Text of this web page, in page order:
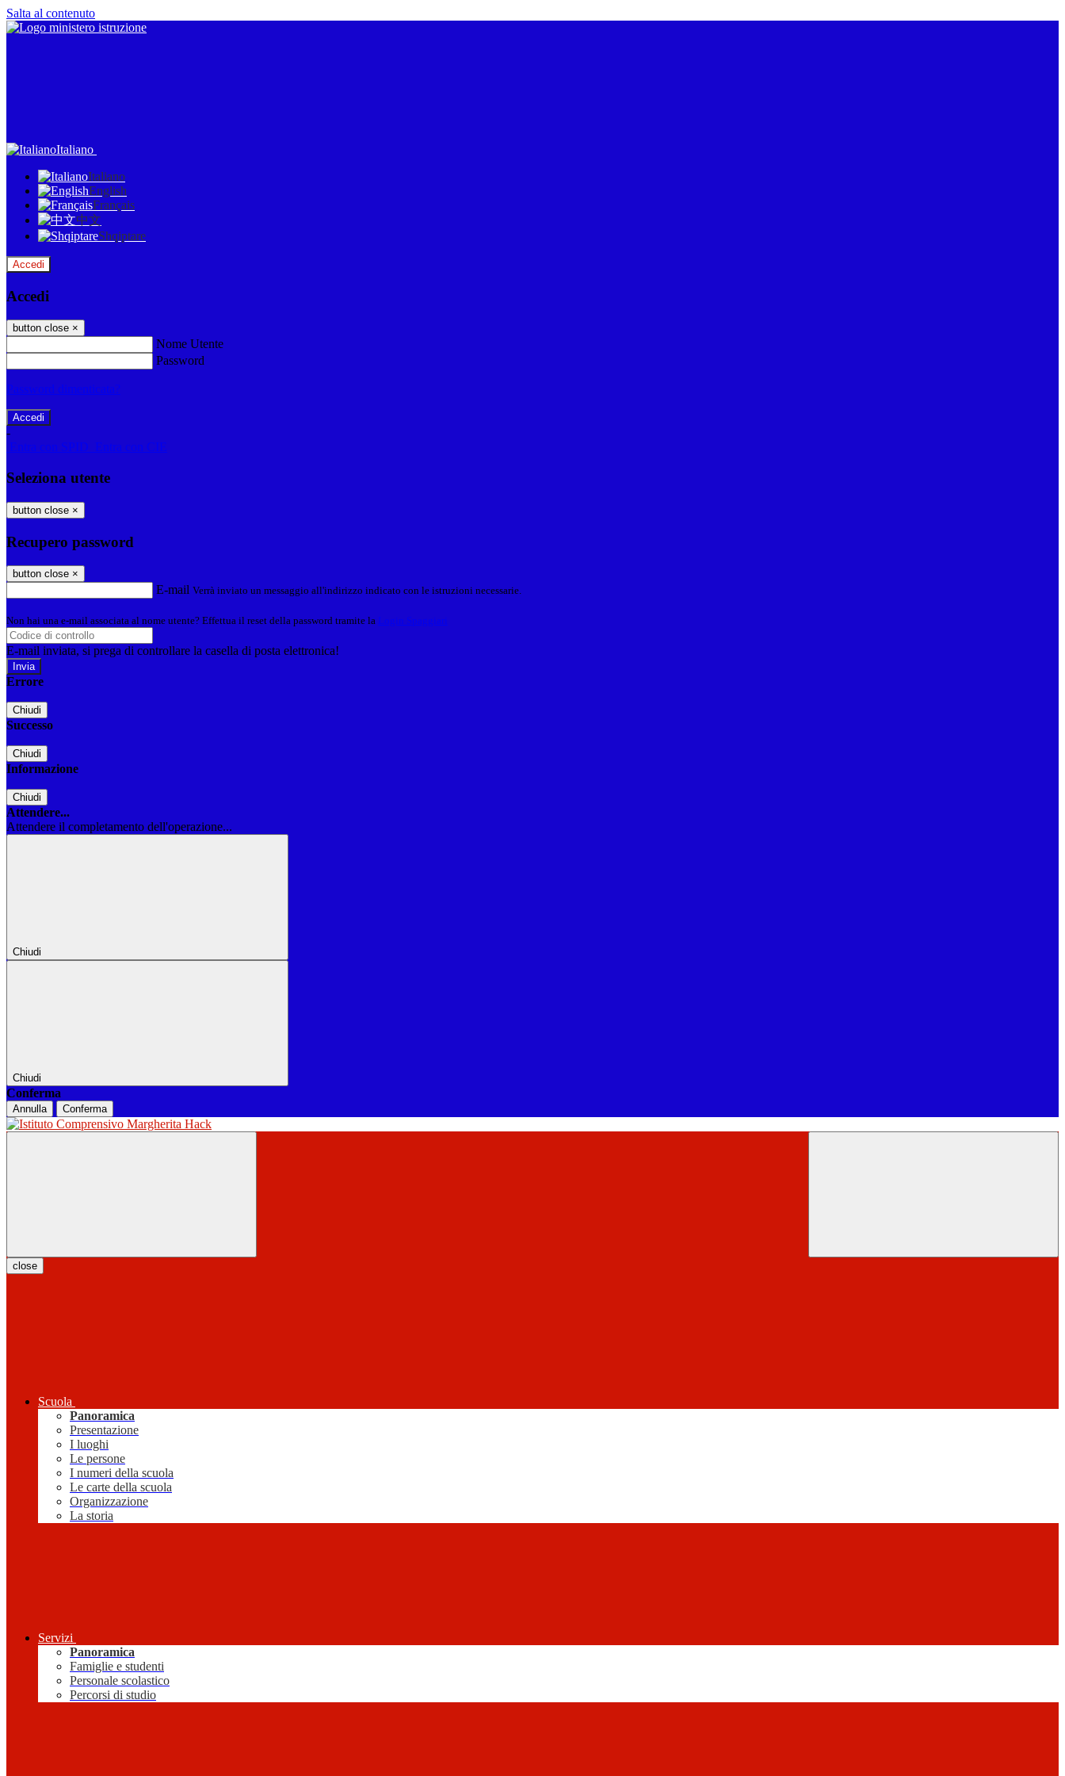
Salta al contenuto
Italiano
Italiano
English
Français
中文
Shqiptare
Accedi
Accedi
button close ×
Nome Utente
Password
Password dimenticata?
-
Entra con SPID
Entra con CIE
Seleziona utente
button close ×
Recupero password
button close ×
E-mail Verrà inviato un messaggio all'indirizzo indicato con le istruzioni necessarie.
Non hai una e-mail associata al nome utente? Effettua il reset della password tramite la Login Spaggiari
E-mail inviata, si prega di controllare la casella di posta elettronica!
Errore
Chiudi
Successo
Chiudi
Informazione
Chiudi
Attendere...
Attendere il completamento dell'operazione...
Chiudi
Chiudi
Conferma
Annulla Conferma
close
Scuola
Panoramica
Presentazione
I luoghi
Le persone
I numeri della scuola
Le carte della scuola
Organizzazione
La storia
Servizi
Panoramica
Famiglie e studenti
Personale scolastico
Percorsi di studio